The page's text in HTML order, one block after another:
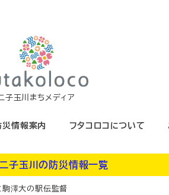
子玉川まちメディア
情報案内 フタコロコについて
子玉川の防災情報一覧
駒澤大の駅伝監督